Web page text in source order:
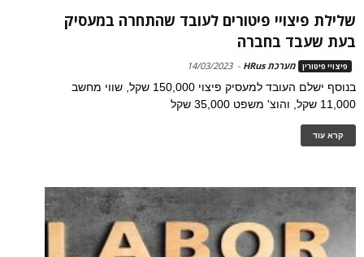
שלילת פיצויי פיטורים לעובד שהתחרה במעסיק
בעת שעבד בחברה
פיצויי פיטורין מערכת HRus -
14/03/2023
בנוסף ישלם העובד למעסיק פיצוי 150,000 שקל, שווי מחשב
11,000 שקל, והוצ' משפט 35,000 שקל
קרא עוד